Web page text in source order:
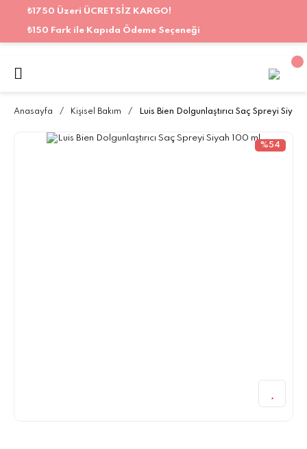
₺1750 Üzeri ÜCRETSİZ KARGO!
₺150 Fark ile Kapıda Ödeme Seçeneği
Anasayfa Kişisel Bakım Luis Bien Dolgunlaştırıcı Saç Spreyi Siyah
%54